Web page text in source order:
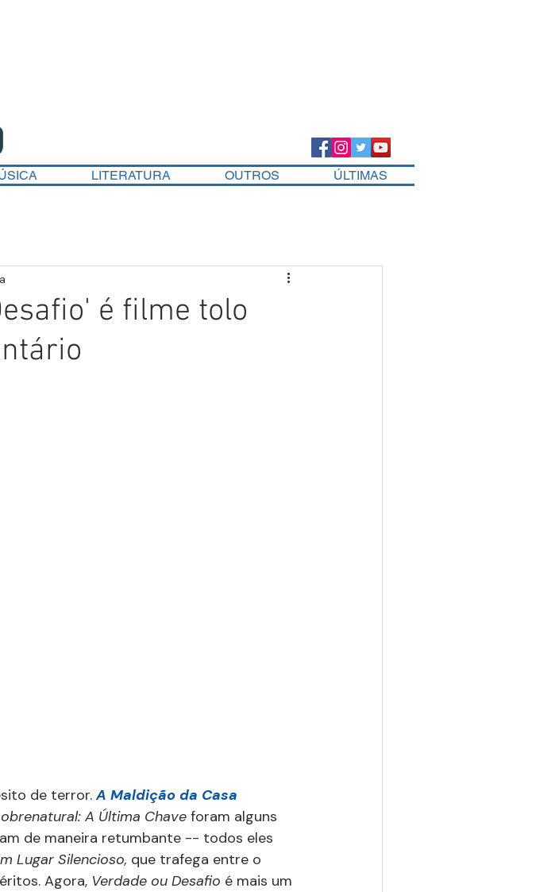
LITERATURA OUTROS ÚLTIMAS
é filme tolo
de terror. A Maldição da Casa
A Última Chave foram alguns
de maneira retumbante -- todos eles
Lugar Silencioso, que trafega entre o
Agora, Verdade ou Desafio é mais um